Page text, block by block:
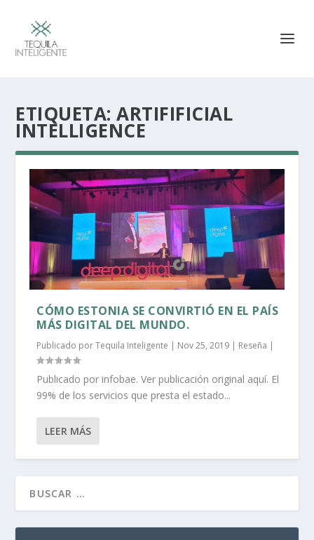
ETIQUETA:ARTIFIFICIAL
INTELLIGENCE
CÓMO ESTONIA SE CONVIRTIÓ EN EL PAÍS
MÁS DIGITAL DEL MUNDO.
Publicado porTequila Inteligente | Nov 25, 2019 | Reseña |
Publicado por infobae. Ver publicación original aquí. El
99% de los servicios que presta el estado...
LEER MÁS